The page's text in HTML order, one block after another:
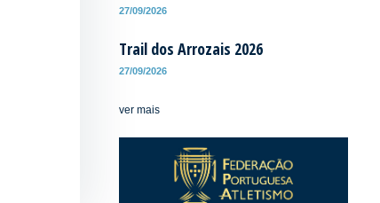
27/09/2026
Trail dos Arrozais 2026
27/09/2026
ver mais